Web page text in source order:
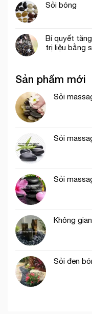
Sỏi bóng
Bí quyết
trị liệu bằng
Sản phẩm mới
Sỏi
Sỏi
Sỏi
Không
Sỏi đen